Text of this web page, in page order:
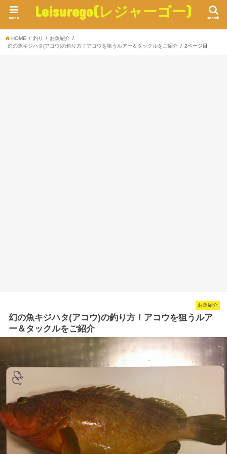
Leisurego(レジャーゴー) search
menu
HOME 釣り
お魚紹介
幻の魚キジハタ(アコウ)の釣り方！アコウを狙うルアー＆タックルをご紹介
2ページ目
お魚紹介
幻の魚キジハタ(アコウ)の釣り方！アコウを狙うルア
ー＆タックルをご紹介